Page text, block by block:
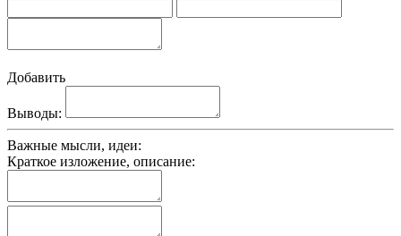
Добавить
Выводы:
Важные мысли, идеи:
Краткое изложение, описание: